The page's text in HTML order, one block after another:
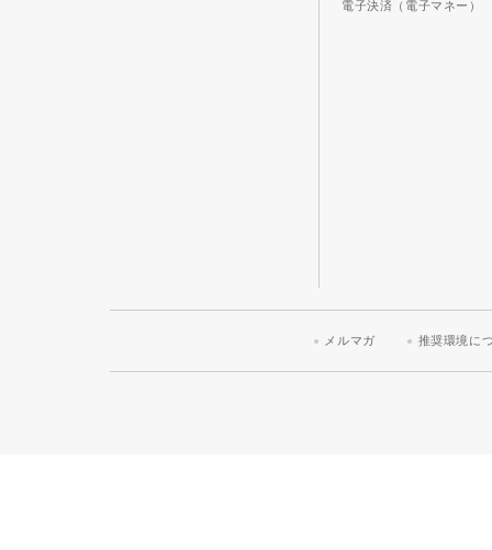
電子決済（電子マネー）
メルマガ 推奨環境に